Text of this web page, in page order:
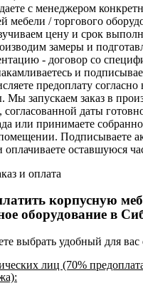
с менеджером
мебели / торгового
цену и срок
замеры и
- договор со
и
предоплату
Мы запускаем заказ в
согласованной даты
или принимаете
Подписываете
оплачиваете оставшуюся
корпусную
оборудование в
выбрать удобный для вас
лиц (70%